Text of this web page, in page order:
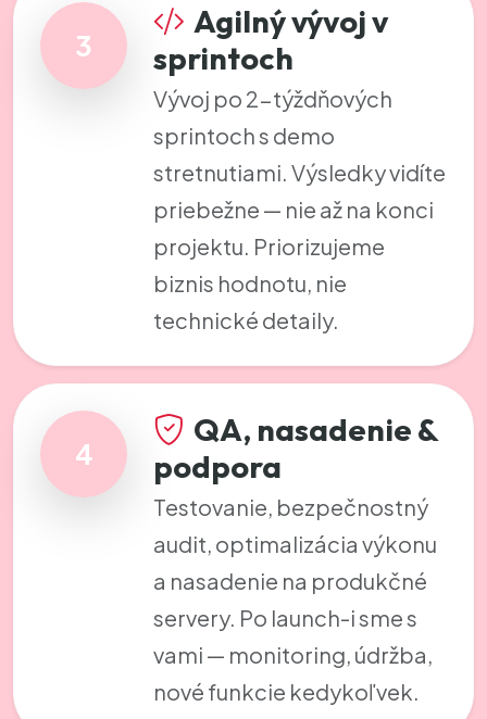
3
Agilný vývoj v
sprintoch
Vývoj po 2-týždňových
sprintoch s demo
stretnutiami. Výsledky vidíte
priebežne — nie až na konci
projektu. Priorizujeme
biznis hodnotu, nie
technické detaily.
4
QA, nasadenie &
podpora
Testovanie, bezpečnostný
audit, optimalizácia výkonu
a nasadenie na produkčné
servery. Po launch-i sme s
vami — monitoring, údržba,
nové funkcie kedykoľvek.